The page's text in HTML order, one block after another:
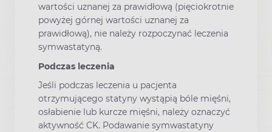
wartości uznanej za prawidłową (pięciokrotnie
powyżej górnej wartości uznanej za
prawidłową), nie należy rozpoczynać leczenia
symwastatyną.
Podczas leczenia
Jeśli podczas leczenia u pacjenta
otrzymującego statyny wystąpią bóle mięśni,
osłabienie lub kurcze mięśni, należy oznaczyć
aktywność CK. Podawanie symwastatyny